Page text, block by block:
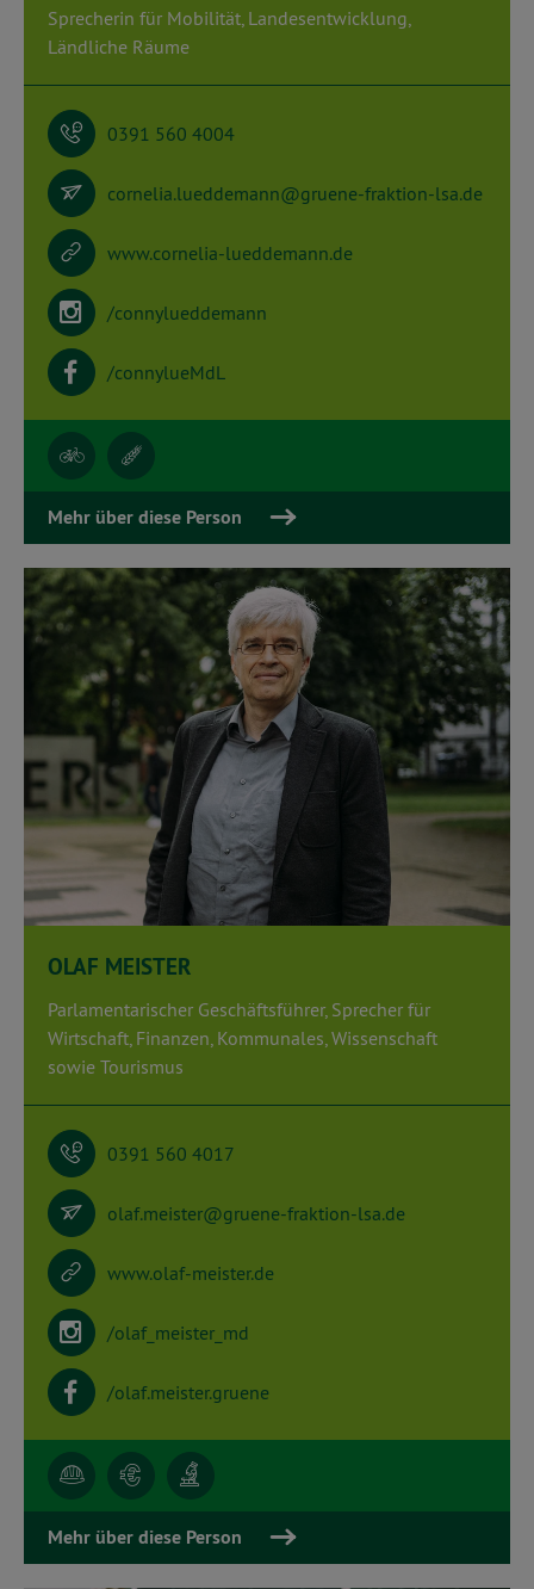
Sprecherin für Mobilität, Landesentwicklung,
Ländliche Räume
0391 560 4004
cornelia.lueddemann@gruene-fraktion-lsa.de
www.cornelia-lueddemann.de
/connylueddemann
/connylueMdL
Mehr über diese Person
OLAF MEISTER
Parlamentarischer Geschäftsführer, Sprecher für
Wirtschaft, Finanzen, Kommunales, Wissenschaft
sowie Tourismus
0391 560 4017
olaf.meister@gruene-fraktion-lsa.de
www.olaf-meister.de
/olaf_meister_md
/olaf.meister.gruene
Mehr über diese Person